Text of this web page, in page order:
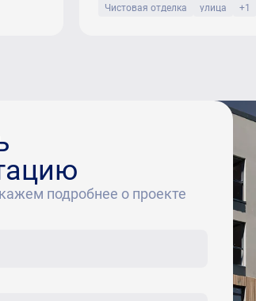
Чистовая отделка
улица +1
подробнее о проекте